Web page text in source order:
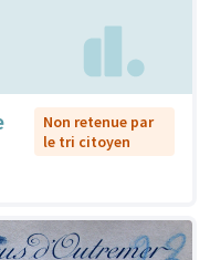
Non retenue par
le tri citoyen